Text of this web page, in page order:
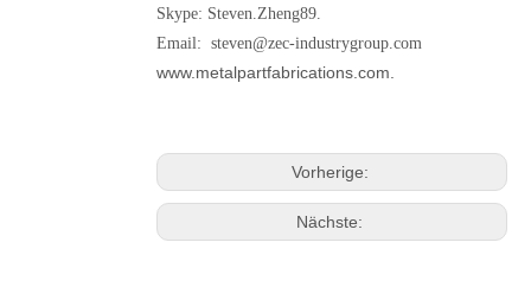
Skype: Steven.Zheng89.
Email: steven@zec-industrygroup.com
www.metalpartfabrications.com.
Vorherige:
Nächste: